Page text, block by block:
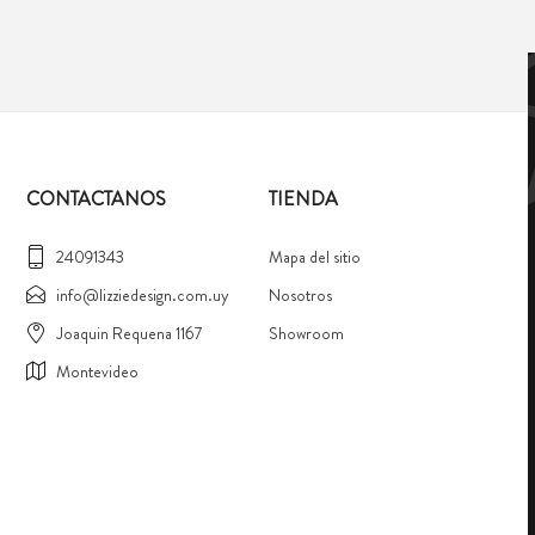
CONTACTANOS
24091343
info@lizziedesign.com.uy
Joaquin Requena 1167
Montevideo
TIENDA
Mapa del sitio
Nosotros
Showroom